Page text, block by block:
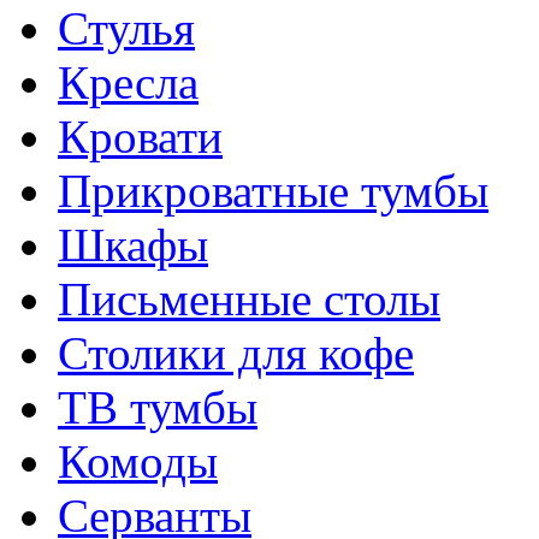
Стулья
Кресла
Кровати
Прикроватные тумбы
Шкафы
Письменные столы
Столики для кофе
ТВ тумбы
Комоды
Серванты